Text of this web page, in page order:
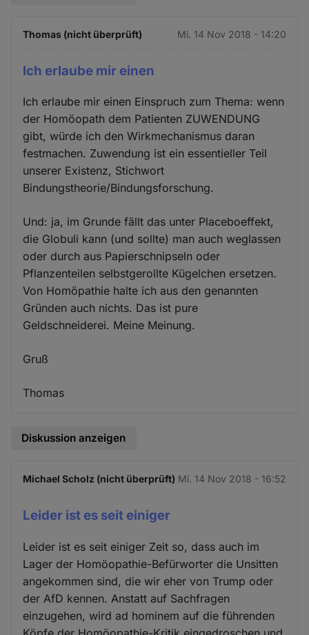
Thomas (nicht überprüft) Mi. 14 Nov 2018 - 14:20
Ich erlaube mir einen
Ich erlaube mir einen Einspruch zum Thema: wenn
der Homöopath dem Patienten ZUWENDUNG
gibt, würde ich den Wirkmechanismus daran
festmachen. Zuwendung ist ein essentieller Teil
unserer Existenz, Stichwort
Bindungstheorie/Bindungsforschung.
Und: ja, im Grunde fällt das unter Placeboeffekt,
die Globuli kann (und sollte) man auch weglassen
oder durch aus Papierschnipseln oder
Pflanzenteilen selbstgerollte Kügelchen ersetzen.
Von Homöpathie halte ich aus den genannten
Gründen auch nichts. Das ist pure
Geldschneiderei. Meine Meinung.
Gruß
Thomas
Diskussion anzeigen
Michael Scholz (nicht überprüft) Mi. 14 Nov 2018 - 16:52
Leider ist es seit einiger
Leider ist es seit einiger Zeit so, dass auch im
Lager der Homöopathie-Befürworter die Unsitten
angekommen sind, die wir eher von Trump oder
der AfD kennen. Anstatt auf Sachfragen
einzugehen, wird ad hominem auf die führenden